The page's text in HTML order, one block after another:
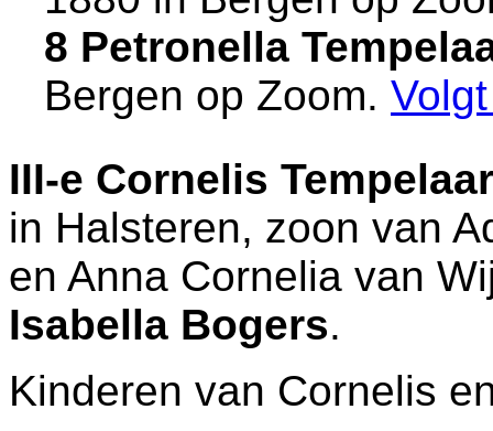
8 Petronella
Bergen op Zoom.
III-e Cornelis
in Halsteren, zoon van
en Anna Cornelia van
Isabella Bogers.
Kinderen van Cornelis